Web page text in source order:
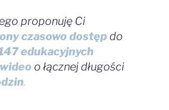
proponuję Ci
czasowo dostępdo
edukacyjnych
o łącznej długości
.